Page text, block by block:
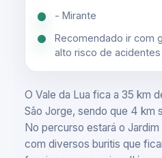
- Mirante
Recomendado ir com
alto risco de acidentes
O Vale da Lua fica a 35 km
São Jorge, sendo que 4 km
No percurso estará o
com diversos buritis que